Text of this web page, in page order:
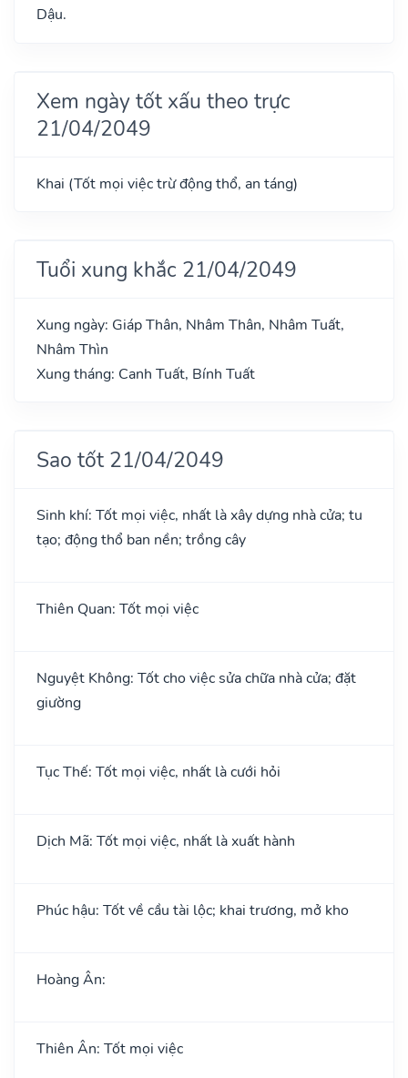
Dậu.
Xem ngày tốt xấu theo trực
21/04/2049
Khai (Tốt mọi việc trừ động thổ, an táng)
Tuổi xung khắc 21/04/2049
Xung ngày: Giáp Thân, Nhâm Thân, Nhâm Tuất,
Nhâm Thìn
Xung tháng: Canh Tuất, Bính Tuất
Sao tốt 21/04/2049
Sinh khí: Tốt mọi việc, nhất là xây dựng nhà cửa; tu
tạo; động thổ ban nền; trồng cây
Thiên Quan: Tốt mọi việc
Nguyệt Không: Tốt cho việc sửa chữa nhà cửa; đặt
giường
Tục Thế: Tốt mọi việc, nhất là cưới hỏi
Dịch Mã: Tốt mọi việc, nhất là xuất hành
Phúc hậu: Tốt về cầu tài lộc; khai trương, mở kho
Hoàng Ân:
Thiên Ân: Tốt mọi việc